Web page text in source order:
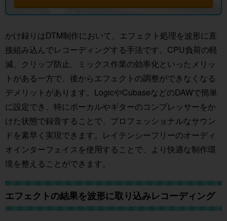
かけ録りはDTM制作において、エフェクト処理を波形に直
接組み込んでレコーディングする手法です。CPU負荷の軽
減、クリップ防止、ミックス作業の効率化といったメリッ
トがある一方で、後からエフェクトの調整ができなくなる
デメリットがあります。LogicやCubaseなどのDAWで簡単
に設定でき、特にボーカルやギターのコンプレッサーをか
けた状態で録音することで、プロフェッショナルなサウン
ドを素早く実現できます。レイテンシーフリーのオーディ
オインターフェイスを使用することで、より快適な制作環
境を整えることができます。
エフェクトの結果を波形に取り込みレコーディング